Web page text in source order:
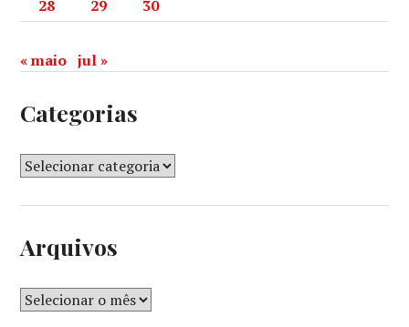
28
29 30
« maio jul »
Categorias
Arquivos